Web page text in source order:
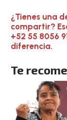
¿Tienes una
compartir?
+52 55 8056
diferencia.
Te